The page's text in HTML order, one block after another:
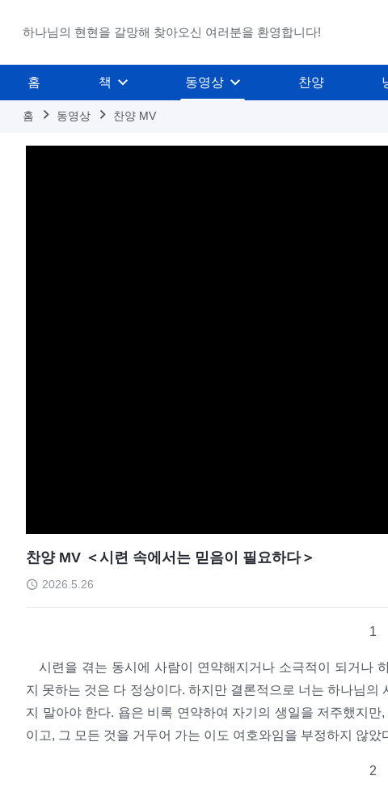
하나님의 현현을 갈망해 찾아오신 여러분을 환영합니다!
홈 책 동영상 찬양
홈 동영상 찬양 MV
찬양 MV ＜시련 속에서는 믿음이 필요하다＞
2026.5.26
1
시련을 겪는 동시에 사람이 연약해지거나 소극적이 되거나
지 못하는 것은 다 정상이다. 하지만 결론적으로 너는 하나님
지 말아야 한다. 욥은 비록 연약하여 자기의 생일을 저주했지
이고, 그 모든 것을 거두어 가는 이도 여호와임을 부정하지 않
2